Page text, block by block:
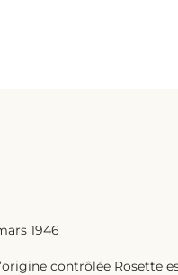
1946
contrôlée Rosette